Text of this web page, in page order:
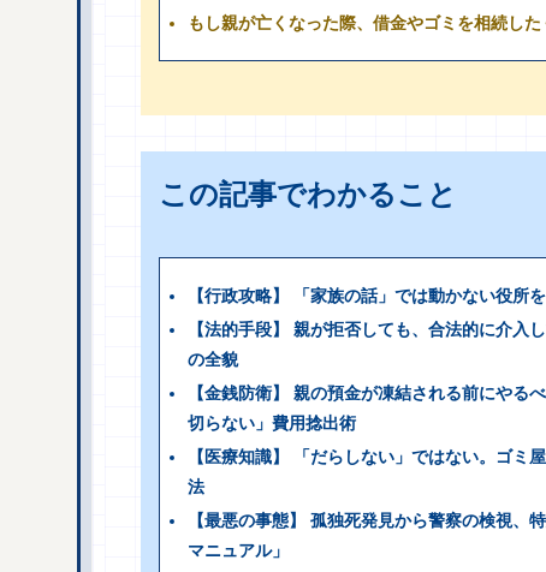
もし親が亡くなった際、借金やゴミを相続し
この記事でわかること
【行政攻略】 「家族の話」では動かない役所
【法的手段】 親が拒否しても、合法的に介入
の全貌
【金銭防衛】 親の預金が凍結される前にやる
切らない」費用捻出術
【医療知識】 「だらしない」ではない。ゴミ
法
【最悪の事態】 孤独死発見から警察の検視
マニュアル」